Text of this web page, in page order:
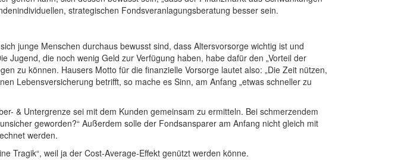
strategischen Fondsveranlagungsberatung besser sein.
junge Menschen durchaus bewusst sind, dass Altersvorsorge wichtig ist und
Jugend, die noch wenig Geld zur Verfügung haben, habe dafür den „Vorteil der
zu können. Hausers Motto für die finanzielle Vorsorge lautet also: „Die Zeit nützen,
Lebensversicherung betrifft, so mache es Sinn, am Anfang „etwas schneller zu
& Untergrenze sei mit dem Kunden gemeinsam zu ermitteln. Bei schmerzendem
geworden?“ Außerdem solle der Fondsansparer am Anfang nicht gleich mit
werden.
Tragik“, weil ja der Cost-Average-Effekt genützt werden könne.